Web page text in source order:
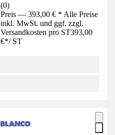
(0)
Preis — 393,00 € * Alle Preise
inkl. MwSt. und ggf. zzgl.
Versandkosten pro ST393,00
€*/ ST